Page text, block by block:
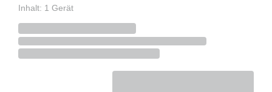
Inhalt: 1 Gerät